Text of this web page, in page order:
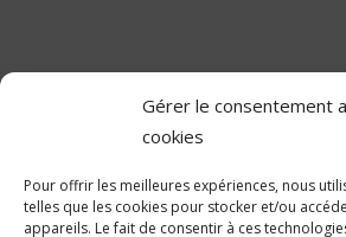
Mentions légales
Accessibilité
Gérer le consentement
cookies
Pour offrir les meilleures expériences, nous
telles que les cookies pour stocker et/ou
appareils. Le fait de consentir à ces